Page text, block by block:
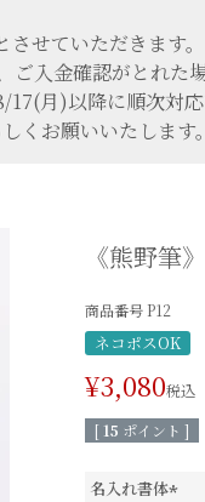
せていただきます。
入金確認がとれた場
月)以降に順次対応
くお願いいたします。
《熊野筆
商品番号P12
ネコポスOK
¥3,080税込
[15 ポイント ]
名入れ書体